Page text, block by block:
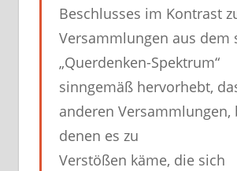
Beschlusses im Kontrast
Versammlungen aus dem
„Querdenken-Spektrum“
sinngemäß hervorhebt,
anderen Versammlungen,
denen es zu
Verstößen käme, die sich